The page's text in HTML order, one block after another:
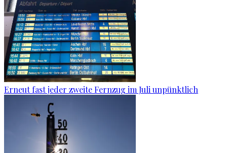
Erneut fast jeder zweite Fernzug im Juli unpünktlich